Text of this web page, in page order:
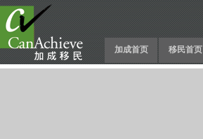
加成首页 移民首页